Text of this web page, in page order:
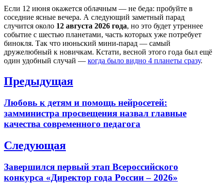
Если 12 июня окажется облачным — не беда: пробуйте в
соседние ясные вечера. А следующий заметный парад
случится около 12 августа 2026 года, но это будет утреннее
событие с шестью планетами, часть которых уже потребует
бинокля. Так что июньский мини-парад — самый
дружелюбный к новичкам. Кстати, весной этого года был ещё
один удобный случай — когда было видно 4 планеты сразу.
Навигация
записям
Предыдущая
Previous
Любовь к детям и помощь нейросетей:
замминистра просвещения назвал главные
качества современного педагога
Следующая
Next
Завершился первый этап Всероссийского
конкурса «Директор года России – 2026»